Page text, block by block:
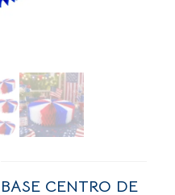
BASE CENTRO DE